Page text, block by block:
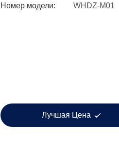
Номер модели: WHDZ-M01
Лучшая Цена